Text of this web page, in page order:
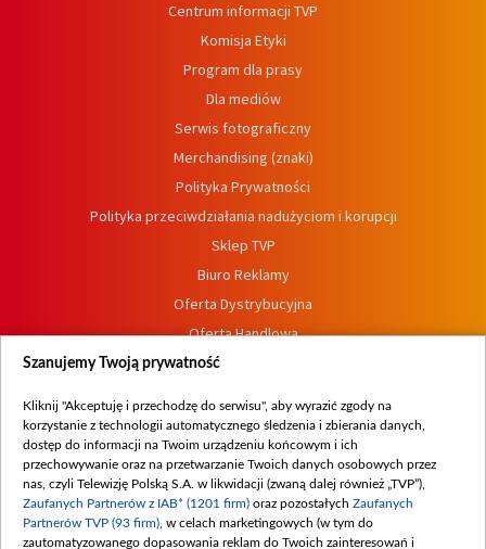
Centrum informacji TVP
Komisja Etyki
Program dla prasy
Dla mediów
Serwis fotograficzny
Merchandising (znaki)
Polityka Prywatności
Polityka przeciwdziałania nadużyciom i korupcji
Sklep TVP
Biuro Reklamy
Oferta Dystrybucyjna
Oferta Handlowa
Dostępność
Procedura zgłoszeń wewnętrznych
Szanujemy Twoją prywatność
Kliknij "Akceptuję i przechodzę do serwisu", aby wyrazić zgody na
korzystanie z technologii automatycznego śledzenia i zbierania danych,
dostęp do informacji na Twoim urządzeniu końcowym i ich
przechowywanie oraz na przetwarzanie Twoich danych osobowych przez
nas, czyli Telewizję Polską S.A. w likwidacji (zwaną dalej również „TVP”),
Zaufanych Partnerów z IAB* (1201 firm) oraz pozostałych Zaufanych
Partnerów TVP (93 firm) , w celach marketingowych (w tym do
zautomatyzowanego dopasowania reklam do Twoich zainteresowań i